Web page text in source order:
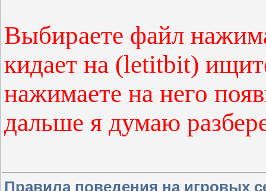
Выбираете файл
кидает на (letitbit)
нажимаете на него
дальше я думаю
Правила поведения на игровых